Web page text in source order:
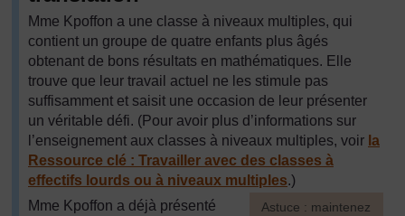
Mme Kpoffon a une classe à niveaux multiples, qui
contient un groupe de quatre enfants plus âgés
obtenant de bons résultats en mathématiques. Elle
trouve que leur travail actuel ne les stimule pas
suffisamment et saisit une occasion de leur présenter
un véritable défi. (Pour avoir plus d’informations sur
l’enseignement aux classes à niveaux multiples, voir la
Ressource clé : Travailler avec des classes à
effectifs lourds ou à niveaux multiples
[Astuce : maintenez
.)
Mme Kpoffon a déjà présenté